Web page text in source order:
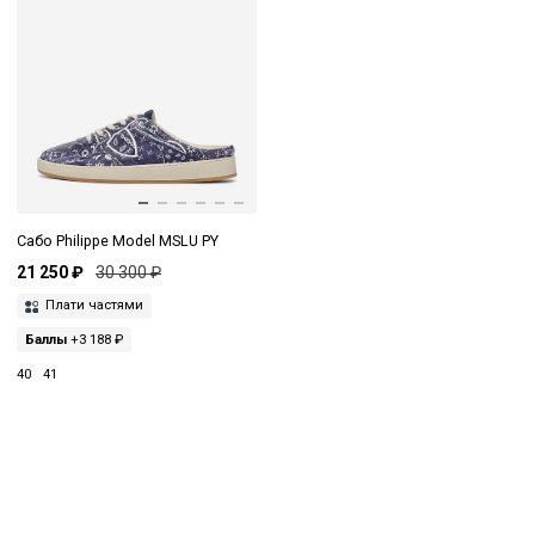
Сабо Philippe Model MSLU PY
21 250 ₽ 30 300 ₽
Плати частями
Баллы +3 188 ₽
40 41